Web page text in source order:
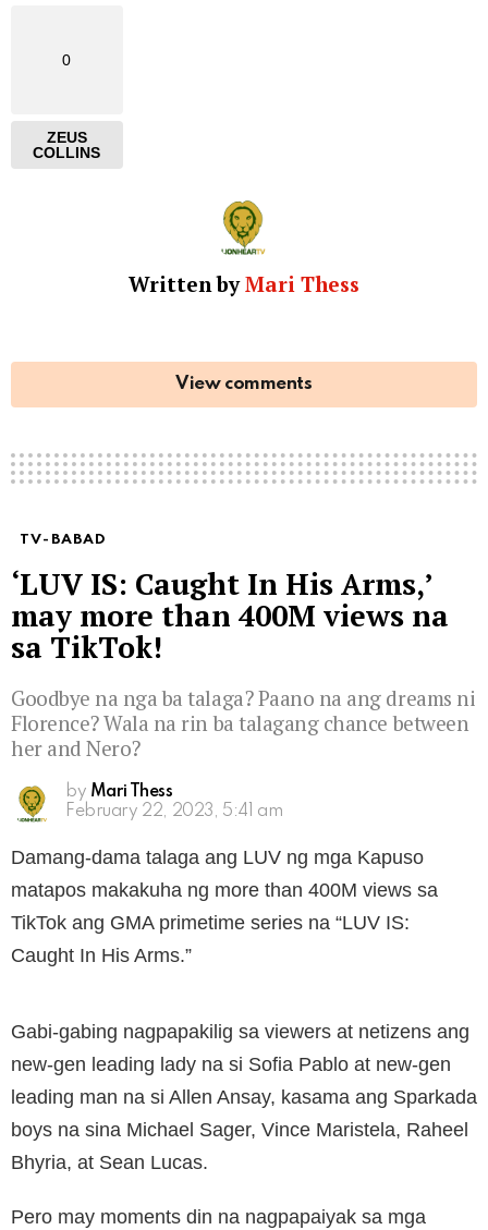
0
ZEUS
COLLINS
Written byMari Thess
View comments
TV-BABAD
‘LUV IS: Caught In His Arms,’
may more than 400M views na
sa TikTok!
Goodbye na nga ba talaga? Paano na ang dreams ni
Florence? Wala na rin ba talagang chance between
her and Nero?
by Mari Thess
February 22, 2023, 5:41 am
Damang-dama talaga ang LUV ng mga Kapuso
matapos makakuha ng more than 400M views sa
TikTok ang GMA primetime series na “LUV IS:
Caught In His Arms.”
Gabi-gabing nagpapakilig sa viewers at netizens ang
new-gen leading lady na si Sofia Pablo at new-gen
leading man na si Allen Ansay, kasama ang Sparkada
boys na sina Michael Sager, Vince Maristela, Raheel
Bhyria, at Sean Lucas.
Pero may moments din na nagpapaiyak sa mga